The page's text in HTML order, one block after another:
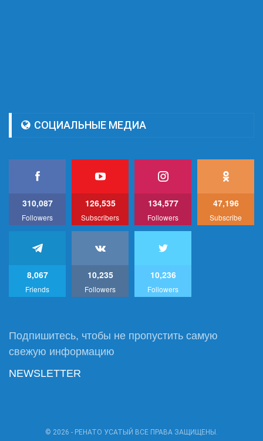
СОЦИАЛЬНЫЕ МЕДИА
310,087
Followers
126,535
Subscribers
134,577
Followers
47,196
Subscribe
8,067
Friends
10,235
Followers
10,236
Followers
Подпишитесь, чтобы не пропустить самую
свежую информацию
NEWSLETTER
© 2026 - РЕНАТО УСАТЫЙ ВСЕ ПРАВА ЗАЩИЩЕНЫ.